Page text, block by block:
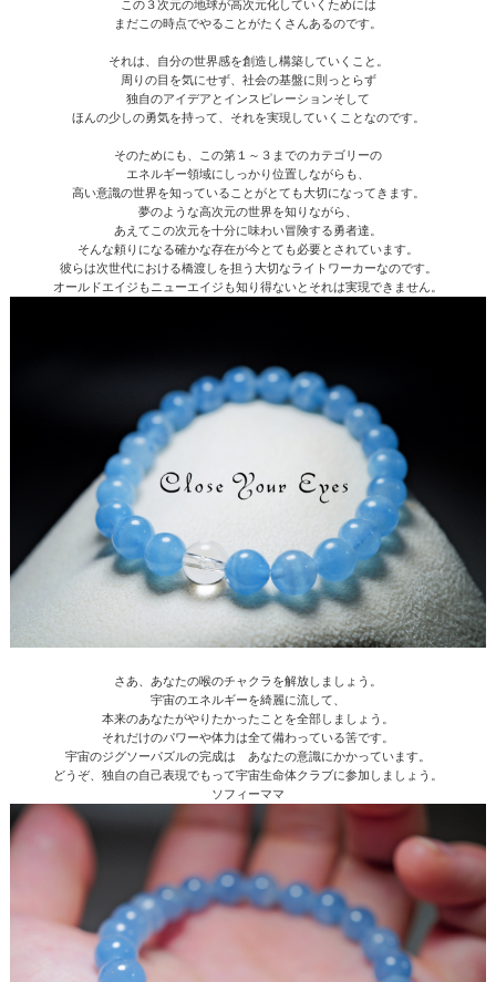
この３次元の地球が高次元化していくためには
まだこの時点でやることがたくさんあるのです。
それは、自分の世界感を創造し構築していくこと。
周りの目を気にせず、社会の基盤に則っとらず
独自のアイデアとインスピレーションそして
ほんの少しの勇気を持って、それを実現していくことなのです。
そのためにも、この第１～３までのカテゴリーの
エネルギー領域にしっかり位置しながらも、
高い意識の世界を知っていることがとても大切になってきます。
夢のような高次元の世界を知りながら、
あえてこの次元を十分に味わい冒険する勇者達。
そんな頼りになる確かな存在が今とても必要とされています。
彼らは次世代における橋渡しを担う大切なライトワーカーなのです。
オールドエイジもニューエイジも知り得ないとそれは実現できません。
さあ、あなたの喉のチャクラを解放しましょう。
宇宙のエネルギーを綺麗に流して、
本来のあなたがやりたかったことを全部しましょう。
それだけのパワーや体力は全て備わっている筈です。
宇宙のジグソーパズルの完成は あなたの意識にかかっています。
どうぞ、独自の自己表現でもって宇宙生命体クラブに参加しましょう。
ソフィーママ